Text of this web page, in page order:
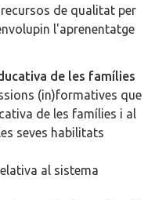
de qualitat per
l'aprenentatge
de les famílies
(in)formatives que
de les famílies i al
seves habilitats
al sistema